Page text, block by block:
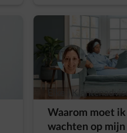
Elke |
Waarom moet ik
wachten op mijn